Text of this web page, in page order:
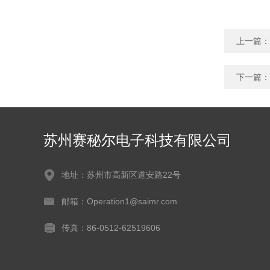
上一篇：
下一篇：
苏州赛秘尔电子科技有限公司
地址：苏州市高新区道安路22号
邮箱：Operation1@saimr.com
传真：86-0512-62519606